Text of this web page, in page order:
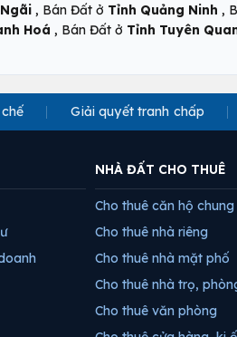
, Bán Đất ở Tỉnh Quảng Ninh ,
Hoá , Bán Đất ở Tỉnh Tuyên
Giải quyết tranh chấp
NHÀ ĐẤT CHO THUÊ
Cho thuê căn hộ
Cho thuê nhà riêng
Cho thuê nhà mặt phố
Cho thuê nhà trọ,
Cho thuê văn phòng